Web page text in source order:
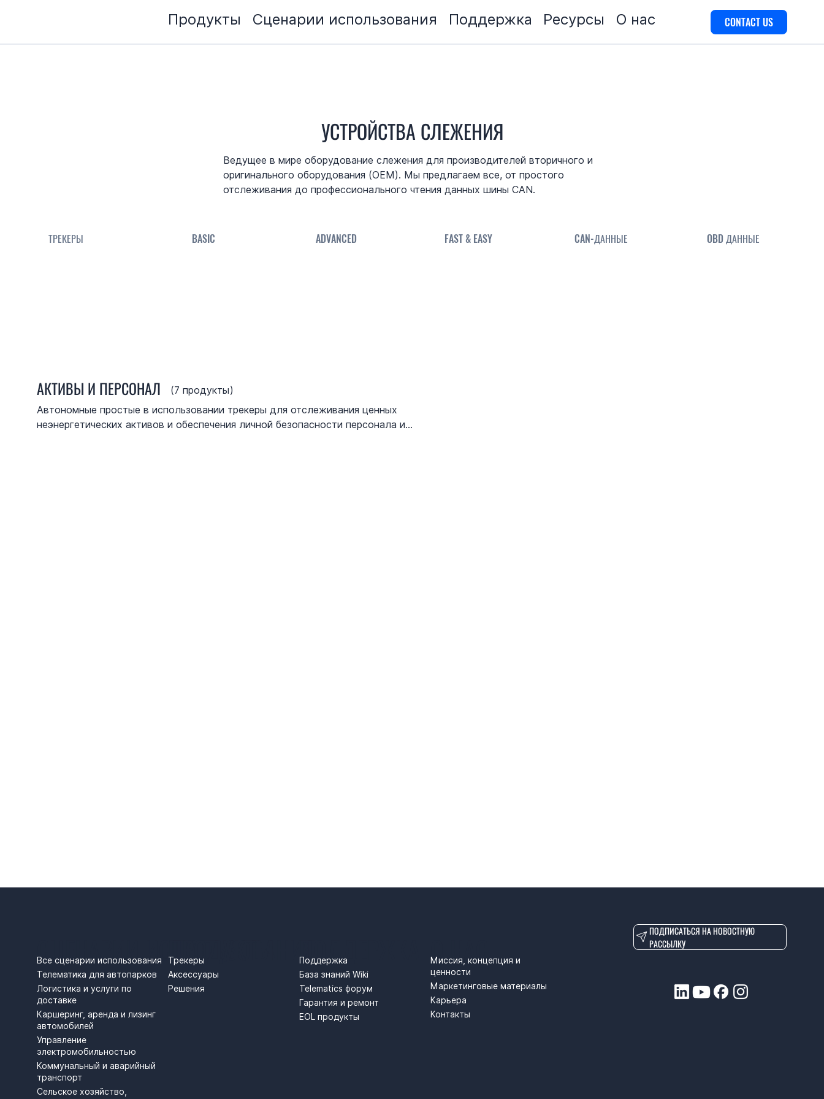
Продукты Сценарии использования Поддержка Ресурсы О нас CONTACT US
УСТРОЙСТВА СЛЕЖЕНИЯ
Ведущее в мире оборудование слежения для производителей вторичного и
оригинального оборудования (OEM). Мы предлагаем все, от простого
отслеживания до профессионального чтения данных шины CAN.
BASIC ADVANCED FAST & EASY CAN-ДАННЫЕ OBD ДАННЫЕ
ТРЕКЕРЫ
(7 продукты)
АКТИВЫ И ПЕРСОНАЛ
Автономные простые в использовании трекеры для отслеживания ценных
неэнергетических активов и обеспечения личной безопасности персонала и
СЦЕНАРИИ ИСПОЛЬЗОВАНИЯ
Все сценарии использования
Телематика для автопарков
Логистика и услуги по
доставке
Каршеринг, аренда и лизинг
автомобилей
Управление
электромобильностью
Коммунальный и аварийный
транспорт
Сельское хозяйство,
ПРОДУКТЫ
Трекеры
Аксессуары
Решения
ПОДДЕРЖКА
Поддержка
База знаний Wiki
Telematics форум
Гарантия и ремонт
EOL продукты
О НАС
Миссия, концепция и
ценности
Маркетинговые материалы
Карьера
Контакты
ПОДПИСАТЬСЯ НА НОВОСТНУЮ
РАССЫЛКУ